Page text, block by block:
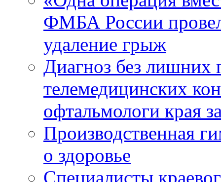
ФМБА России
удаление грыж
Диагноз без лишних
телемедицинских
офтальмологи края
Производственная
о здоровье
Специалисты